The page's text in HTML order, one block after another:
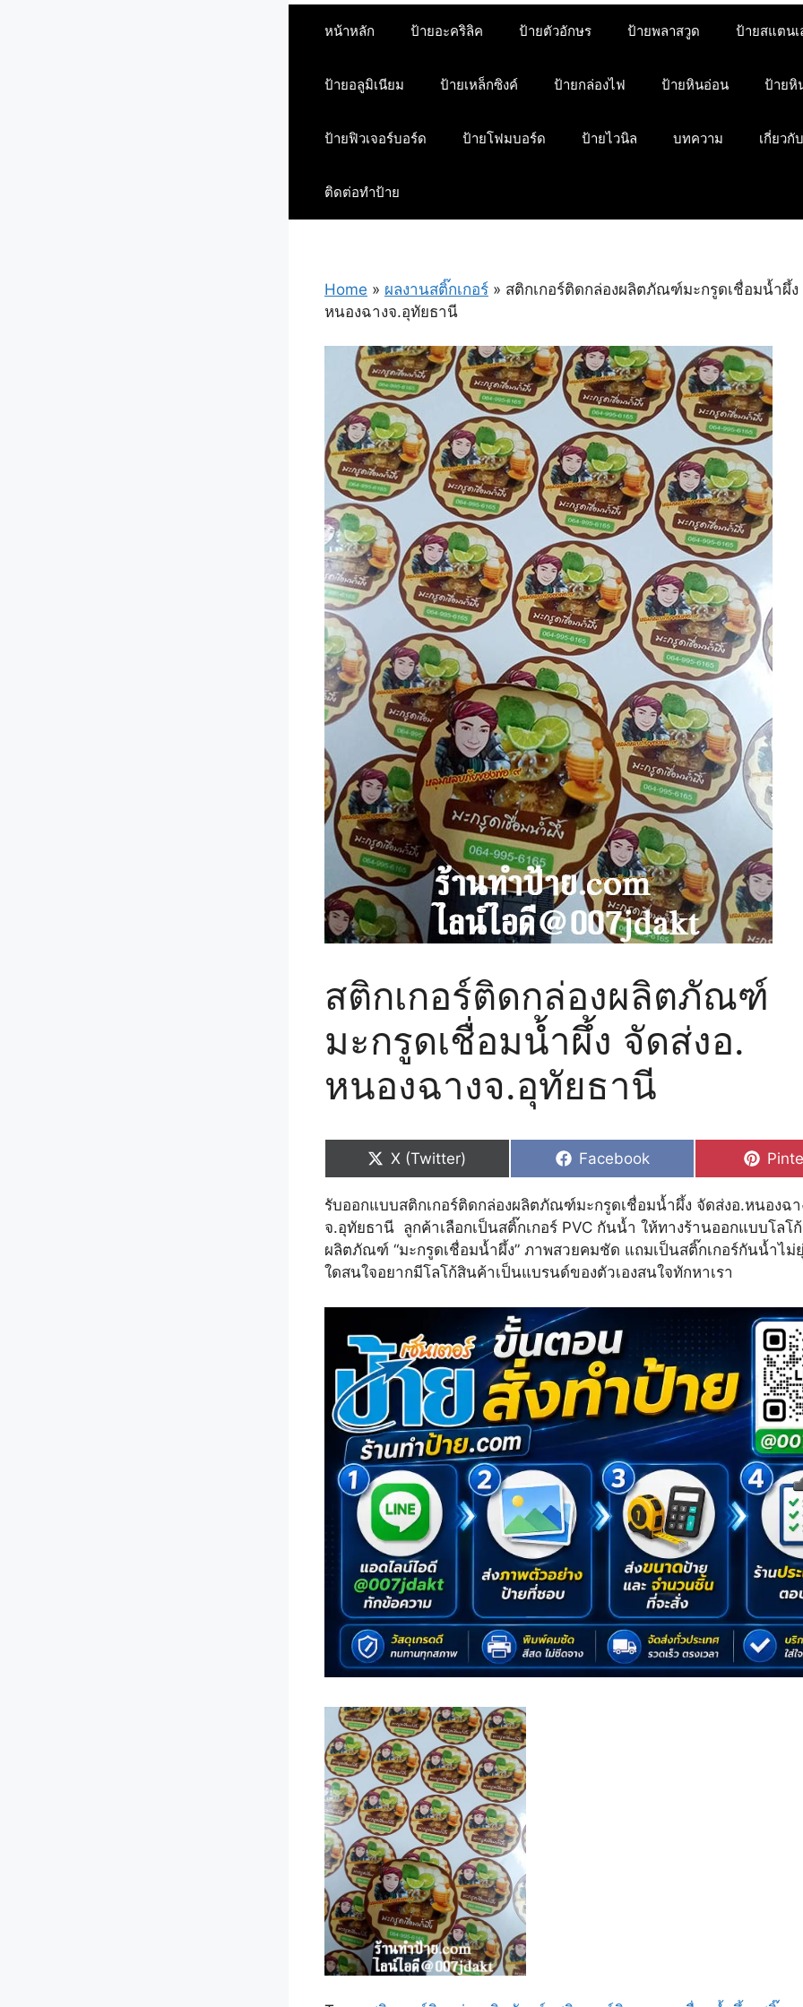
หน้าหลัก ป้ายอะคริลิค ป้ายตัวอักษร ป้ายพลาสวูด ป้ายสแตนเ
ป้ายอลูมิเนียม ป้ายเหล็กซิงค์ ป้ายกล่องไฟ ป้ายหินอ่อน ป้ายหิ
ป้ายฟิวเจอร์บอร์ด ป้ายโฟมบอร์ด ป้ายไวนิล บทความ เกี่ยวกั
ติดต่อทำป้าย
Home » ผลงานสติ๊กเกอร์ » สติกเกอร์ติดกล่องผลิตภัณฑ์​มะกรูดเชื่อมน้ำผึ้ง​
หนองฉาง​จ.อุทัยธานี
สติกเกอร์ติดกล่องผลิตภัณฑ์​
มะกรูดเชื่อมน้ำผึ้ง​ จัดส่ง​อ.​
หนองฉาง​จ.อุทัยธานี
Share
X (Twitter)
Share
Facebook
รับออกแบบสติกเกอร์ติดกล่องผลิตภัณฑ์​มะกรูดเชื่อมน้ำผึ้ง​ จัดส่ง​อ.​หนองฉา
จ.อุทัยธานี ลูกค้าเลือกเป็นสติ๊กเกอร์ PVC กันน้ำ ให้ทางร้านออกแบบโลโ
ผลิตภัณฑ์ “มะกรูดเชื่อมน้ำผึ้ง” ภาพสวยคมชัด แถมเป็นสติ๊กเกอร์กันน้ำไม่
ใดสนใจอยากมีโลโก้สินค้าเป็นแบรนด์ของตัวเองสนใจทักหาเรา